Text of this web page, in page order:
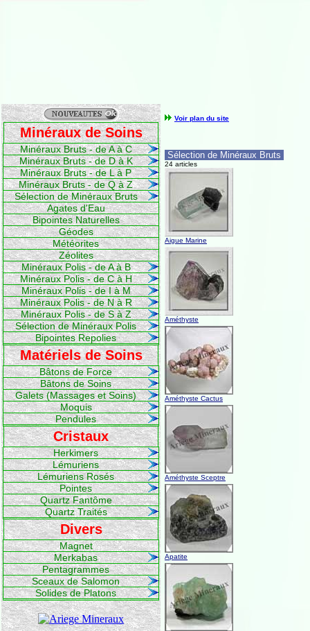
Minéraux de Soins
Minéraux Bruts - de A à C
Minéraux Bruts - de D à K
Minéraux Bruts - de L à P
Minéraux Bruts - de Q à Z
Sélection de Minéraux Bruts
Agates d'Eau
Bipointes Naturelles
Géodes
Météorites
Zéolites
Minéraux Polis - de A à B
Minéraux Polis - de C à H
Minéraux Polis - de I à M
Minéraux Polis - de N à R
Minéraux Polis - de S à Z
Sélection de Minéraux Polis
Bipointes Repolies
Matériels de Soins
Bâtons de Force
Bâtons de Soins
Galets (Massages et Soins)
Moquis
Pendules
Cristaux
Herkimers
Lémuriens
Lémuriens Rosés
Pointes
Quartz Fantôme
Quartz Traités
Divers
Magnet
Merkabas
Pentagrammes
Sceaux de Salomon
Solides de Platons
Voir plan du site
Sélection de Minéraux Bruts
24 articles
Aigue Marine
Améthyste
Améthyste Cactus
Améthyste Sceptre
Apatite